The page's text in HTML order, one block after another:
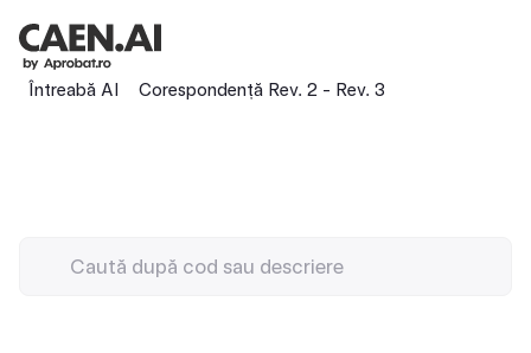
Întreabă AI Corespondență Rev. 2 - Rev. 3